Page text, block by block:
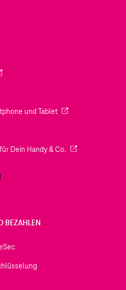
Tab geöffnet)
in einem neuen Tab geöffnet)
einem neuen Tab geöffnet)
und Tablet(Wird in einem
neuen Tab geöffnet)
Dein Handy & Co. (Wird in einem
BEZAHLEN